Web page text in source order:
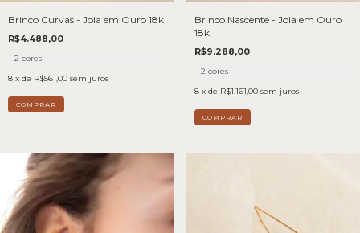
Brinco Curvas - Joia em Ouro 18k
R$4.488,00
2 cores
8 x de R$561,00 sem juros
COMPRAR
Brinco Nascente - Joia em Ouro
18k
R$9.288,00
2 cores
8 x de R$1.161,00 sem juros
COMPRAR